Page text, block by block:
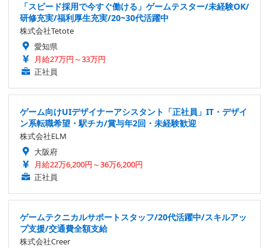
「スピード採用で今すぐ働ける」ゲームテスター/未経験OK/
研修充実/福利厚生充実/20~30代活躍中
株式会社Tetote
愛知県
月給27万円～33万円
正社員
ゲーム向けUIデザイナーアシスタント「正社員」IT・デザイ
ン系転職希望・駅チカ/賞与年2回・未経験歓迎
株式会社ELM
大阪府
月給22万6,200円～36万6,200円
正社員
ゲームテクニカルサポートスタッフ/20代活躍中/スキルアッ
プ支援/交通費全額支給
株式会社Creer